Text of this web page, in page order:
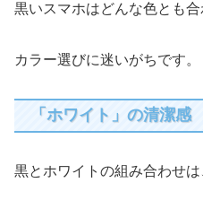
黒いスマホはどんな色とも合
カラー選びに迷いがちです。
「ホワイト」の清潔感
黒とホワイトの組み合わせは